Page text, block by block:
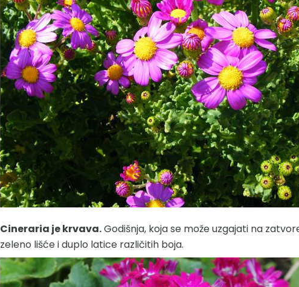
Cineraria je krvava.Godišnja, koja se može uzgajati na
zeleno lišće i duplo latice različitih boja.